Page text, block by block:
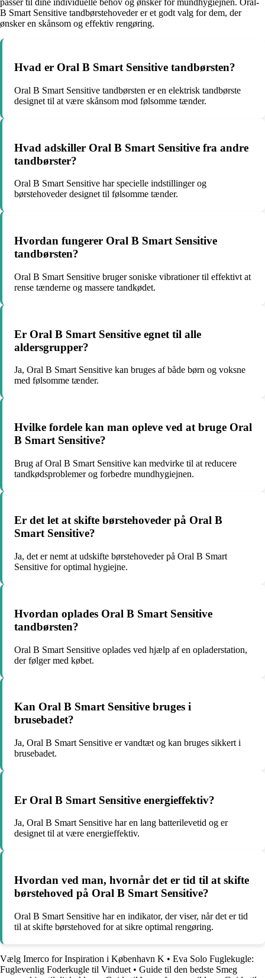
B Smart Sensitive tandbørstehoveder er et godt valg for dem, der
ønsker en skånsom og effektiv rengøring.
Hvad er Oral B Smart Sensitive tandbørsten?
Oral B Smart Sensitive tandbørsten er en elektrisk tandbørste
designet til at være skånsom mod følsomme tænder.
Hvad adskiller Oral B Smart Sensitive fra andre
tandbørster?
Oral B Smart Sensitive har specielle indstillinger og
børstehoveder designet til følsomme tænder.
Hvordan fungerer Oral B Smart Sensitive
tandbørsten?
Oral B Smart Sensitive bruger soniske vibrationer til effektivt at
rense tænderne og massere tandkødet.
Er Oral B Smart Sensitive egnet til alle
aldersgrupper?
Ja, Oral B Smart Sensitive kan bruges af både børn og voksne
med følsomme tænder.
Hvilke fordele kan man opleve ved at bruge Oral
B Smart Sensitive?
Brug af Oral B Smart Sensitive kan medvirke til at reducere
tandkødsproblemer og forbedre mundhygiejnen.
Er det let at skifte børstehoveder på Oral B
Smart Sensitive?
Ja, det er nemt at udskifte børstehoveder på Oral B Smart
Sensitive for optimal hygiejne.
Hvordan oplades Oral B Smart Sensitive
tandbørsten?
Oral B Smart Sensitive oplades ved hjælp af en opladerstation,
der følger med købet.
Kan Oral B Smart Sensitive bruges i
brusebadet?
Ja, Oral B Smart Sensitive er vandtæt og kan bruges sikkert i
brusebadet.
Er Oral B Smart Sensitive energieffektiv?
Ja, Oral B Smart Sensitive har en lang batterilevetid og er
designet til at være energieffektiv.
Hvordan ved man, hvornår det er tid til at skifte
børstehoved på Oral B Smart Sensitive?
Oral B Smart Sensitive har en indikator, der viser, når det er tid
til at skifte børstehoved for at sikre optimal rengøring.
Vælg Imerco for Inspiration i København K • Eva Solo Fuglekugle:
Fuglevenlig Foderkugle til Vinduet • Guide til den bedste Smeg